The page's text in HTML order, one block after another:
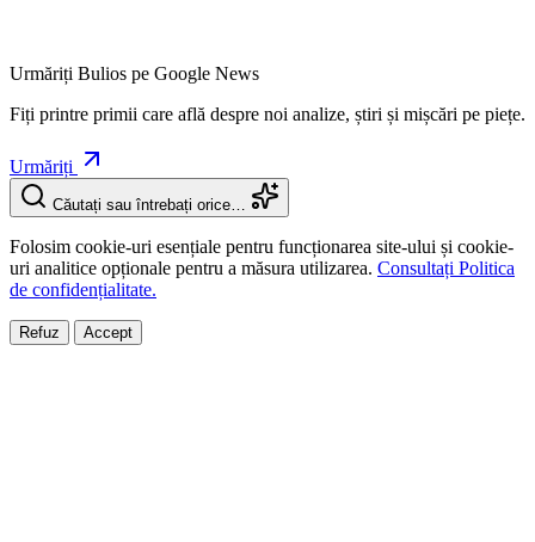
Urmăriți Bulios pe Google News
Fiți printre primii care află despre noi analize, știri și mișcări pe piețe.
Urmăriți
Căutați sau întrebați orice…
Folosim cookie-uri esențiale pentru funcționarea site-ului și cookie-
uri analitice opționale pentru a măsura utilizarea. Consultați Politica
de confidențialitate.
Refuz Accept